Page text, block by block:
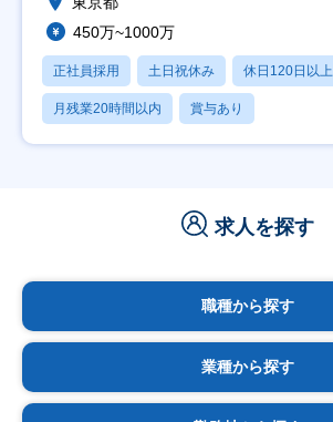
450万~1000万
正社員採用 土日祝休み 休日120日以上
月残業20時間以内 賞与あり
求人を探す
職種から探す
業種から探す